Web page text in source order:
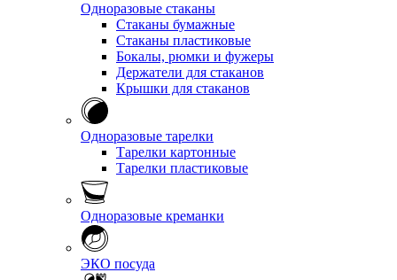
Одноразовые стаканы
Стаканы бумажные
Стаканы пластиковые
Бокалы, рюмки и фужеры
Держатели для стаканов
Крышки для стаканов
Одноразовые тарелки
Тарелки картонные
Тарелки пластиковые
Одноразовые креманки
ЭКО посуда